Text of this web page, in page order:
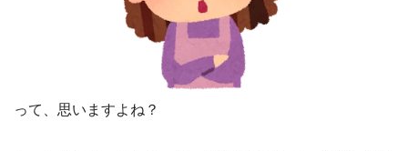
って、思いますよね？